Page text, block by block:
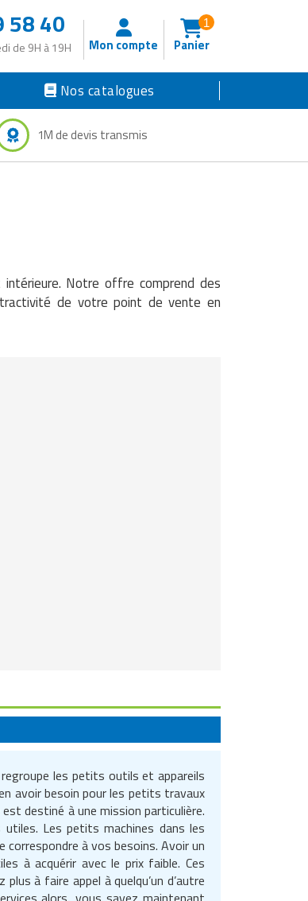
58 40
de 9H à 19H Mon compte Panier
1
Nos catalogues
1M de devis transmis
Notre offre comprend des
de votre point de vente en
les petits outils et appareils
avoir besoin pour les petits travaux
destiné à une mission particulière.
Les petits machines dans les
à vos besoins. Avoir un
à acquérir avec le prix faible. Ces
à faire appel à quelqu’un d’autre